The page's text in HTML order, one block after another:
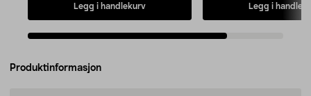
Legg i handlekurv Legg i
Produktinformasjon